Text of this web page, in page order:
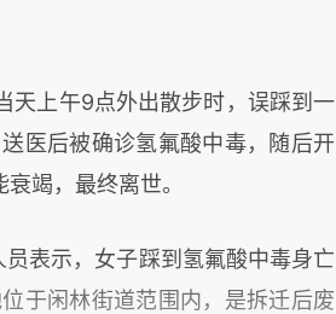
天上午9点外出散步时，误踩到一
医后被确诊氢氟酸中毒，随后开
竭，最终离世。
表示，女子踩到氢氟酸中毒身亡
于闲林街道范围内，是拆迁后废